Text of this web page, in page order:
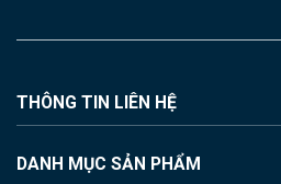
THÔNG TIN LIÊN HỆ
DANH MỤC SẢN PHẨM